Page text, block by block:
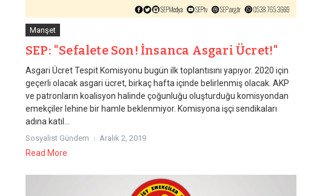
Manşet
SEP: "Sefalete Son! İnsanca Asgari Ücret!"
Asgari Ücret Tespit Komisyonu bugün ilk toplantısını yapıyor. 2020 için
geçerli olacak asgari ücret, birkaç hafta içinde belirlenmiş olacak. AKP
ve patronların koalisyon halinde çoğunluğu oluşturduğu komisyondan
emekçiler lehine bir hamle beklenmiyor. Komisyona işçi sendikaları
adına katıl...
Sosyalist Gündem Aralık 2, 2019
Read More